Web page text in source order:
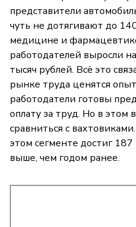
представители
чуть не дотягивают до
медицине и
работодателей выросли
тысяч рублей. Всё это
рынке труда ценятся
работодатели готовы
оплату за труд. Но в этом
сравниться с
этом сегменте достиг
выше, чем годом ранее.